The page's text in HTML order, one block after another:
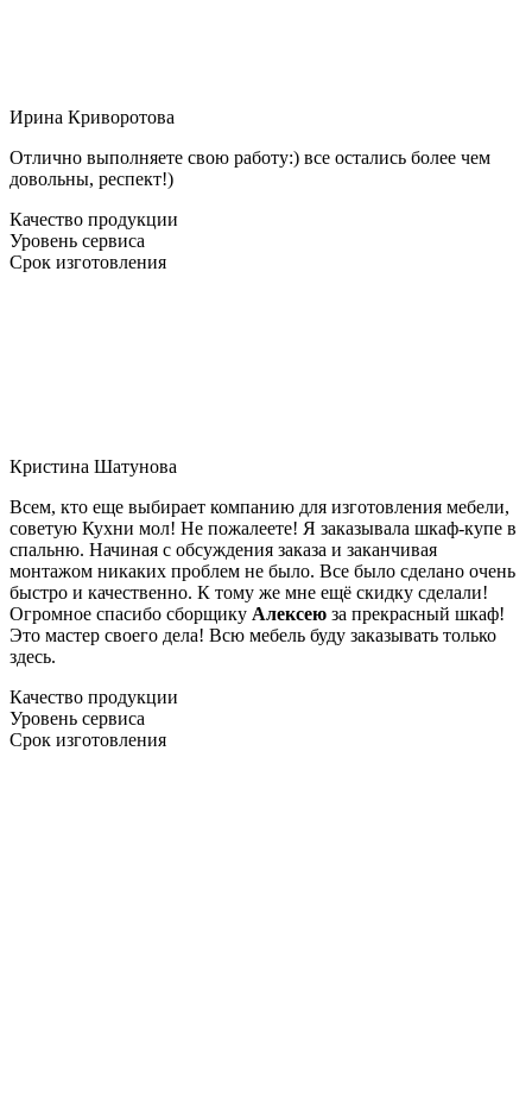
Ирина Криворотова
Отлично выполняете свою работу:) все остались более чем
довольны, респект!)
Качество продукции
Уровень сервиса
Срок изготовления
Кристина Шатунова
Всем, кто еще выбирает компанию для изготовления мебели,
советую Кухни мол! Не пожалеете! Я заказывала шкаф-купе в
спальню. Начиная с обсуждения заказа и заканчивая
монтажом никаких проблем не было. Все было сделано очень
быстро и качественно. К тому же мне ещё скидку сделали!
Огромное спасибо сборщику Алексею за прекрасный шкаф!
Это мастер своего дела! Всю мебель буду заказывать только
здесь.
Качество продукции
Уровень сервиса
Срок изготовления